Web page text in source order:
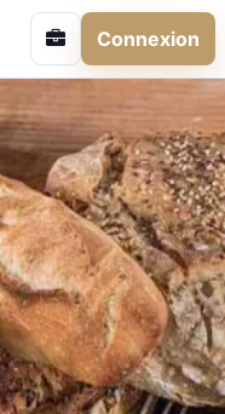
Connexion